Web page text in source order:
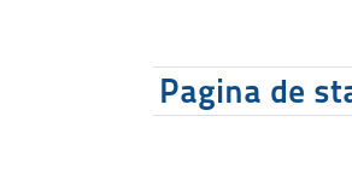
Pagina de